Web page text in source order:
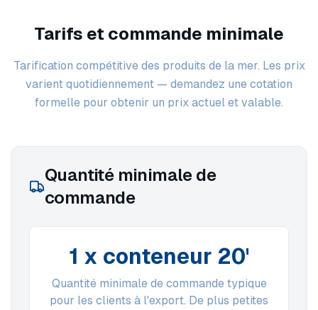
Tarifs et commande minimale
Tarification compétitive des produits de la mer. Les prix
varient quotidiennement — demandez une cotation
formelle pour obtenir un prix actuel et valable.
Quantité minimale de
commande
1 x conteneur 20'
Quantité minimale de commande typique
pour les clients à l'export. De plus petites